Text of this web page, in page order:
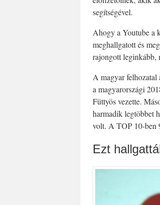
segítségével.
Ahogy a Youtube a
meghallgatott és
rajongott leginkább,
A magyar felhozatal
a magyarországi
Füttyös vezette.
harmadik legtöbbet
volt. A TOP 10-ben
Ezt